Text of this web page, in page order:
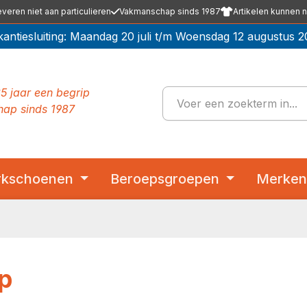
niet aan particulieren Vakmanschap sinds 1987 Artikelen kunnen
Maandag 20 juli t/m Woensdag 12 augustus
jaar een begrip
sinds 1987
Beroepsgroepen Merken